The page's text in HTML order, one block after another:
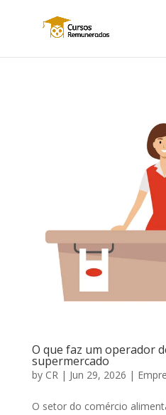
O que faz um operador
supermercado
by CR| Jun 29, 2026 |
O setor do comércio